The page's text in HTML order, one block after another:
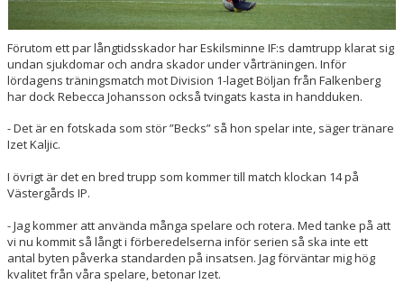
DAM AKADEMI - DIVISION 2
Förutom ett par långtidsskador har Eskilsminne IF:s damtrupp klarat sig
undan sjukdomar och andra skador under vårträningen. Inför
lördagens träningsmatch mot Division 1-laget Böljan från Falkenberg
har dock Rebecca Johansson också tvingats kasta in handduken.
- Det är en fotskada som stör ”Becks” så hon spelar inte, säger tränare
Izet Kaljic.
I övrigt är det en bred trupp som kommer till match klockan 14 på
Västergårds IP.
- Jag kommer att använda många spelare och rotera. Med tanke på att
vi nu kommit så långt i förberedelserna inför serien så ska inte ett
antal byten påverka standarden på insatsen. Jag förväntar mig hög
kvalitet från våra spelare, betonar Izet.